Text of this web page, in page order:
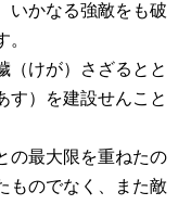
いかなる強敵をも破
（けが）さざるとと
す）を建設せんこと
の最大限を重ねたの
ものでなく、また敵